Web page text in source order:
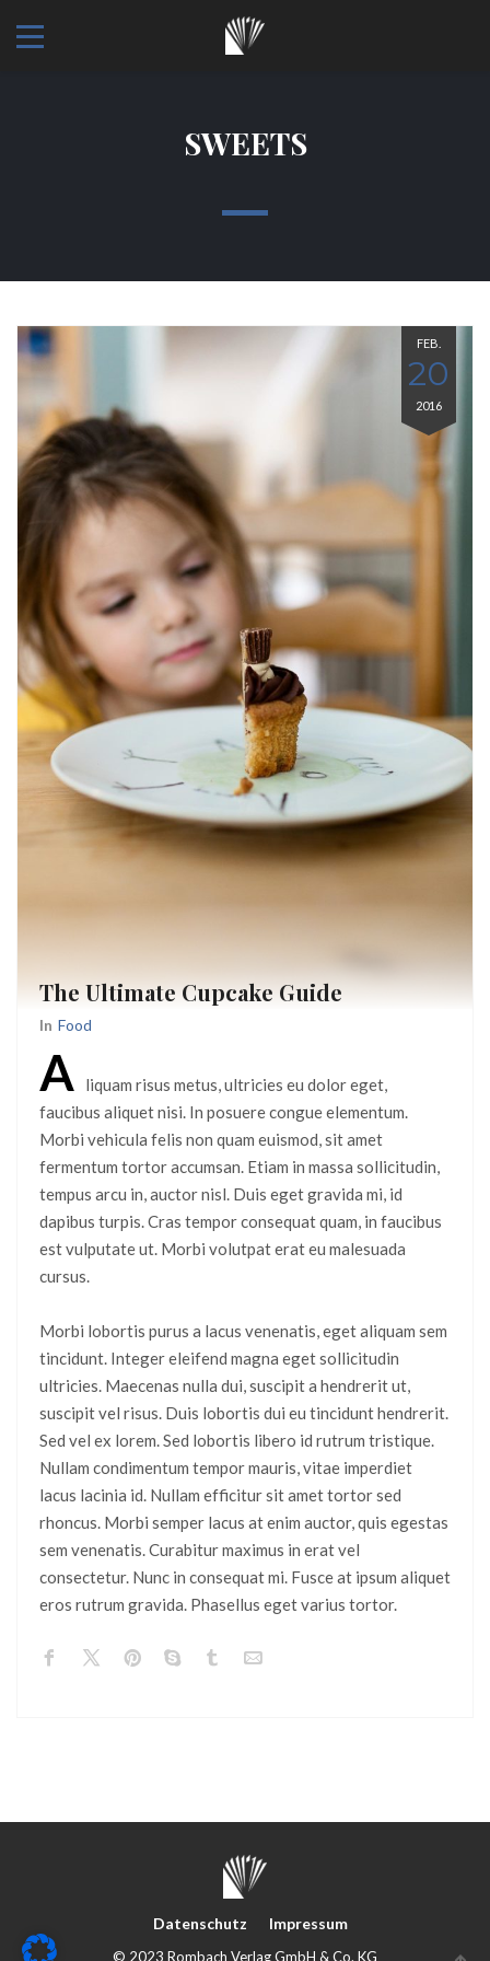
SWEETS
FEB.
20
2016
The Ultimate Cupcake Guide
In Food
A
liquam risus metus, ultricies eu dolor eget,
faucibus aliquet nisi. In posuere congue elementum.
Morbi vehicula felis non quam euismod, sit amet
fermentum tortor accumsan. Etiam in massa sollicitudin,
tempus arcu in, auctor nisl. Duis eget gravida mi, id
dapibus turpis. Cras tempor consequat quam, in faucibus
est vulputate ut. Morbi volutpat erat eu malesuada
cursus.
Morbi lobortis purus a lacus venenatis, eget aliquam sem
tincidunt. Integer eleifend magna eget sollicitudin
ultricies. Maecenas nulla dui, suscipit a hendrerit ut,
suscipit vel risus. Duis lobortis dui eu tincidunt hendrerit.
Sed vel ex lorem. Sed lobortis libero id rutrum tristique.
Nullam condimentum tempor mauris, vitae imperdiet
lacus lacinia id. Nullam efficitur sit amet tortor sed
rhoncus. Morbi semper lacus at enim auctor, quis egestas
sem venenatis. Curabitur maximus in erat vel
consectetur. Nunc in consequat mi. Fusce at ipsum aliquet
eros rutrum gravida. Phasellus eget varius tortor.
Datenschutz Impressum
© 2023 Rombach Verlag GmbH & Co. KG